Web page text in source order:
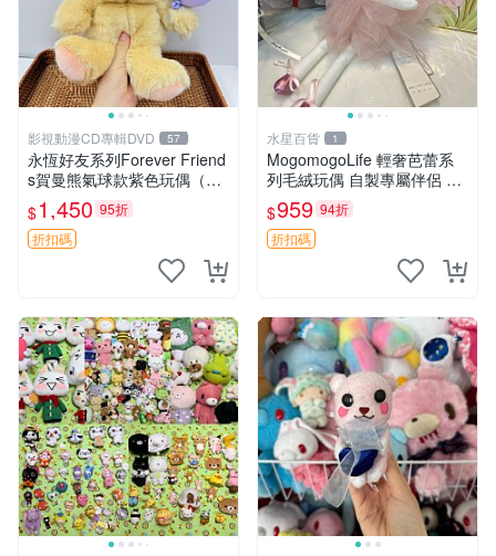
影視動漫CD專輯DVD 57
永恆好友系列Forever Friend
s賀曼熊氣球款紫色玩偶（鼻
子稍有磨損） 中古玩具 氣球
熊 玩偶
$1,450 95折
折扣碼
水星百貨 1
MogomogoLife 輕奢芭蕾系
列毛絨玩偶 自製專屬伴侶 帶
標牌全新成色 芭蕾系列 毛絨
玩偶 安撫玩具 新款上架
$959 94折
折扣碼